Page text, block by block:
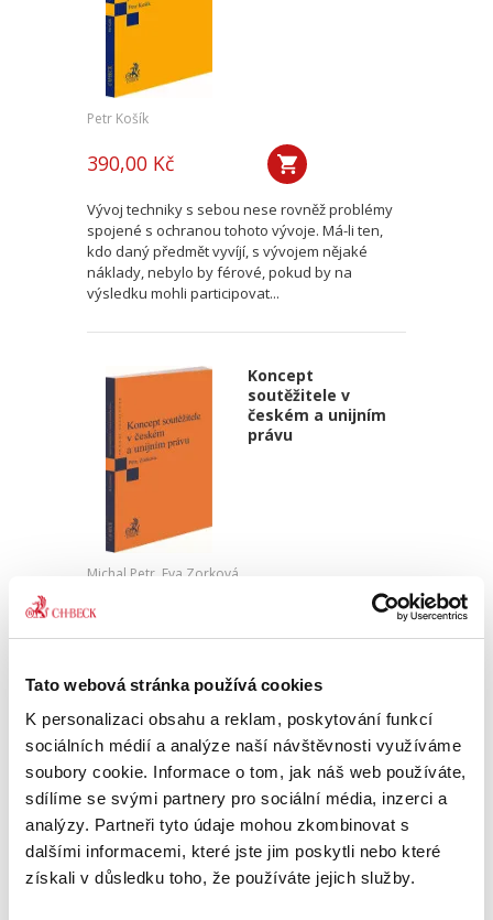
Tato webová stránka používá cookies
K personalizaci obsahu a reklam, poskytování funkcí
sociálních médií a analýze naší návštěvnosti využíváme
soubory cookie. Informace o tom, jak náš web používáte,
sdílíme se svými partnery pro sociální média, inzerci a
analýzy. Partneři tyto údaje mohou zkombinovat s
dalšími informacemi, které jste jim poskytli nebo které
získali v důsledku toho, že používáte jejich služby.
Petr Košík
390,00 Kč
Vývoj techniky s sebou nese rovněž problémy
spojené s ochranou tohoto vývoje. Má-li ten,
kdo daný předmět vyvíjí, s vývojem nějaké
náklady, nebylo by férové, pokud by na
výsledku mohli participovat...
Koncept
soutěžitele v
českém a unijním
právu
Michal Petr Eva Zorková
390,00 Kč
„veřejného“ soutěžního práva, tedy regulace
dominantního postavení a kontroly koncentrací.
Jeho významovým předobrazem...
Změny závazku ze
smlouvy na
veřejnou zakázku